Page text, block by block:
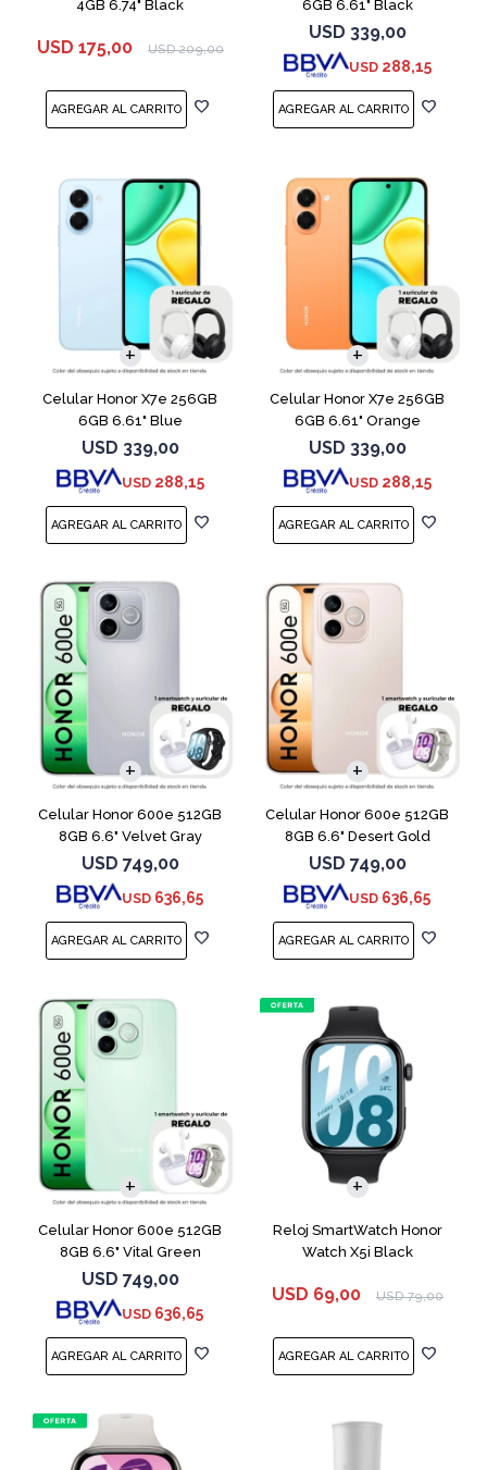
4GB 6.74" Black
USD 175,00 USD 209,00
6GB 6.61" Black
USD 339,00
USD 288,15
Celular Honor X7e 256GB
6GB 6.61" Blue
USD 339,00
USD 288,15
COMPARAR
Celular Honor X7e 256GB
6GB 6.61" Orange
USD 339,00
USD 288,15
COMPARAR
Celular Honor 600e 512GB
8GB 6.6" Velvet Gray
USD 749,00
USD 636,65
COMPARAR
Celular Honor 600e 512GB
8GB 6.6" Desert Gold
USD 749,00
USD 636,65
COMPARAR
Celular Honor 600e 512GB
8GB 6.6" Vital Green
USD 749,00
USD 636,65
COMPARAR
Reloj SmartWatch Honor
Watch X5i Black
USD 69,00 USD 79,00